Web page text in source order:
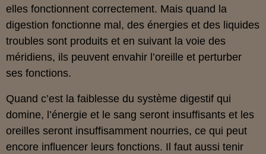
elles fonctionnent correctement. Mais quand la
digestion fonctionne mal, des énergies et des liquides
troubles sont produits et en suivant la voie des
méridiens, ils peuvent envahir l’oreille et perturber
ses fonctions.
Quand c’est la faiblesse du système digestif qui
domine, l’énergie et le sang seront insuffisants et les
oreilles seront insuffisamment nourries, ce qui peut
encore influencer leurs fonctions. Il faut aussi tenir